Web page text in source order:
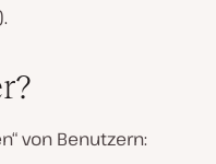
von Benutzern: